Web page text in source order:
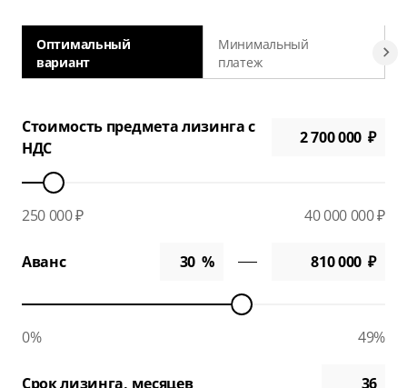
Оптимальный
вариант
Минимальный
платеж
Стоимость предмета лизинга с
НДС
250 000 ₽ 40 000 000 ₽
Аванс
0% 49%
Срок лизинга, месяцев